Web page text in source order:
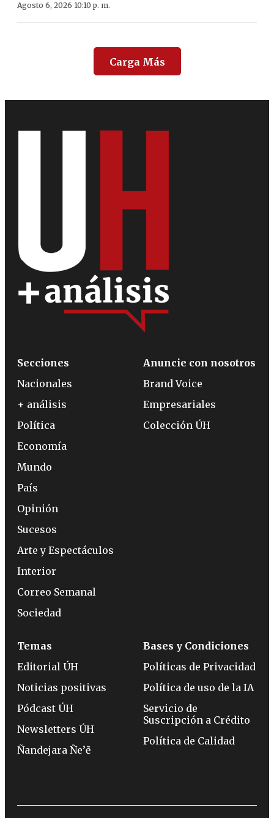
Agosto 6, 2026 10:10 p. m.
Carga Más
Secciones
Nacionales
+ análisis
Política
Economía
Mundo
País
Opinión
Sucesos
Arte y Espectáculos
Interior
Correo Semanal
Sociedad
Anuncie con nosotros
Brand Voice
Empresariales
Colección ÚH
Temas
Editorial ÚH
Noticias positivas
Pódcast ÚH
Newsletters ÚH
Ñandejara Ñe’ẽ
Bases y Condiciones
Políticas de Privacidad
Política de uso de la IA
Servicio de
Suscripción a Crédito
Política de Calidad